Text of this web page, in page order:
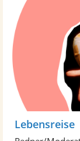
Lebensreise